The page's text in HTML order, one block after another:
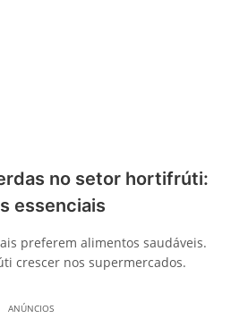
no setor hortifrúti:
essenciais
preferem alimentos saudáveis.
crescer nos supermercados.
ANÚNCIOS